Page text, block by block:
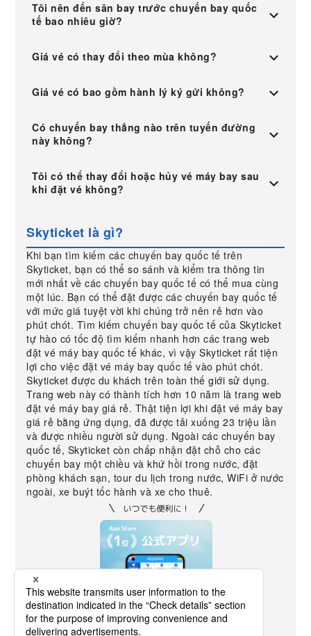
Tôi nên đến sân bay trước chuyến bay quốc
tế bao nhiêu giờ?
Giá vé có thay đổi theo mùa không?
Giá vé có bao gồm hành lý ký gửi không?
Có chuyến bay thẳng nào trên tuyến đường
này không?
Tôi có thể thay đổi hoặc hủy vé máy bay sau
khi đặt vé không?
Skyticket là gì?
Khi bạn tìm kiếm các chuyến bay quốc tế trên
Skyticket, bạn có thể so sánh và kiểm tra thông tin
mới nhất về các chuyến bay quốc tế có thể mua cùng
một lúc. Bạn có thể đặt được các chuyến bay quốc tế
với mức giá tuyệt vời khi chúng trở nên rẻ hơn vào
phút chót. Tìm kiếm chuyến bay quốc tế của Skyticket
tự hào có tốc độ tìm kiếm nhanh hơn các trang web
đặt vé máy bay quốc tế khác, vì vậy Skyticket rất tiện
lợi cho việc đặt vé máy bay quốc tế vào phút chót.
Skyticket được du khách trên toàn thế giới sử dụng.
Trang web này có thành tích hơn 10 năm là trang web
đặt vé máy bay giá rẻ. Thật tiện lợi khi đặt vé máy bay
giá rẻ bằng ứng dụng, đã được tải xuống 23 triệu lần
và được nhiều người sử dụng. Ngoài các chuyến bay
quốc tế, Skyticket còn chấp nhận đặt chỗ cho các
chuyến bay một chiều và khứ hồi trong nước, đặt
phòng khách sạn, tour du lịch trong nước, WiFi ở nước
ngoài, xe buýt tốc hành và xe cho thuê.